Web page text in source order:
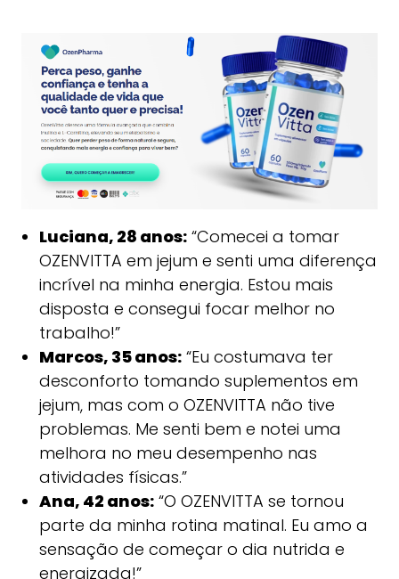
Luciana, 28 anos:“Comecei a tomar
OZENVITTA em jejum e senti uma diferença
incrível na minha energia. Estou mais
disposta e consegui focar melhor no
trabalho!”
Marcos, 35 anos:“Eu costumava ter
desconforto tomando suplementos em
jejum, mas com o OZENVITTA não tive
problemas. Me senti bem e notei uma
melhora no meu desempenho nas
atividades físicas.”
Ana, 42 anos:“O OZENVITTA se tornou
parte da minha rotina matinal. Eu amo a
sensação de começar o dia nutrida e
energizada!”